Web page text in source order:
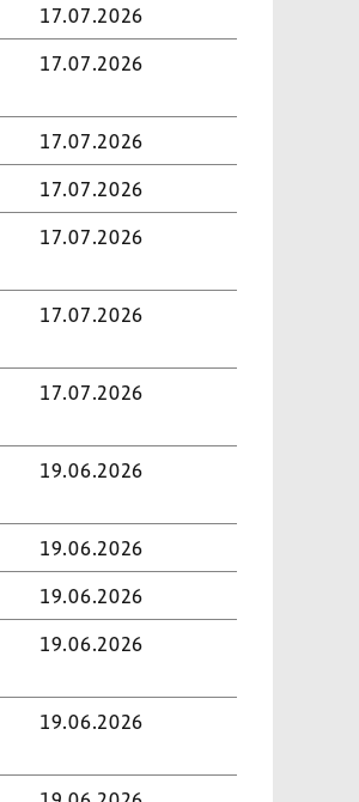
17.07.2026
17.07.2026
17.07.2026
17.07.2026
17.07.2026
17.07.2026
17.07.2026
19.06.2026
19.06.2026
19.06.2026
19.06.2026
19.06.2026